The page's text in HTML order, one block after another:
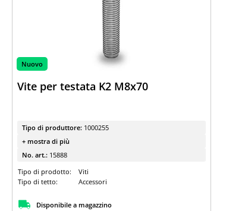
Nuovo
Vite per testata K2 M8x70
Tipo di produttore: 1000255
+ mostra di più
No. art.: 15888
Tipo di prodotto:
Viti
Tipo di tetto:
Accessori
Disponibile a magazzino